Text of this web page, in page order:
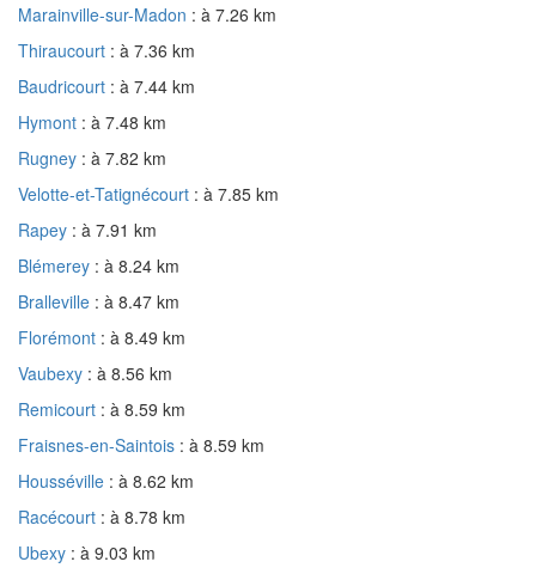
Marainville-sur-Madon : à 7.26 km
Thiraucourt : à 7.36 km
Baudricourt : à 7.44 km
Hymont : à 7.48 km
Rugney : à 7.82 km
Velotte-et-Tatignécourt : à 7.85 km
Rapey : à 7.91 km
Blémerey : à 8.24 km
Bralleville : à 8.47 km
Florémont : à 8.49 km
Vaubexy : à 8.56 km
Remicourt : à 8.59 km
Fraisnes-en-Saintois : à 8.59 km
Housséville : à 8.62 km
Racécourt : à 8.78 km
Ubexy : à 9.03 km